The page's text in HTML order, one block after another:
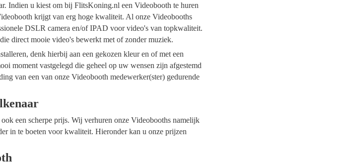
Indien u kiest om bij FlitsKoning.nl een Videobooth te huren
krijgt van erg hoge kwaliteit. Al onze Videobooths
DSLR camera en/of IPAD voor video's van topkwaliteit.
direct mooie video's bewerkt met of zonder muziek.
denk hierbij aan een gekozen kleur en of met een
moment vastgelegd die geheel op uw wensen zijn afgestemd
van een van onze Videobooth medewerker(ster) gedurende
een scherpe prijs. Wij verhuren onze Videobooths namelijk
in te boeten voor kwaliteit. Hieronder kan u onze prijzen